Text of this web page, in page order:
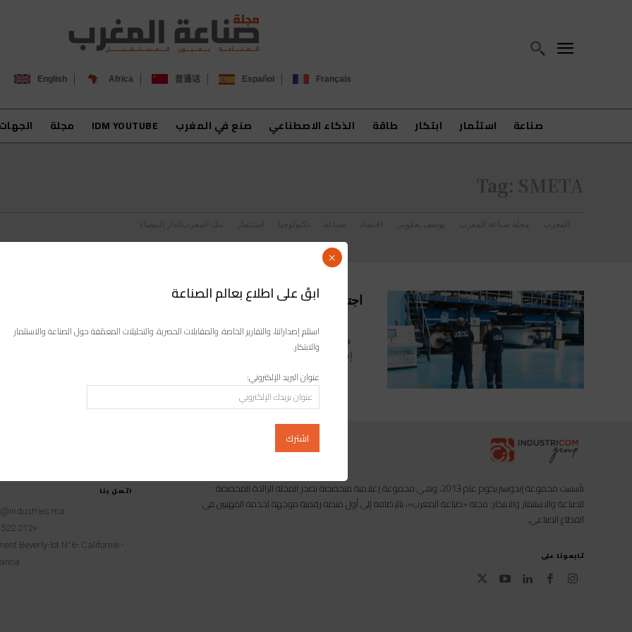
Français
Español
普通话
Africa
English
صناعة استثمار ابتكار طاقة الذكاء الاصطناعي صنع في المغرب IDM YOUTUBE مجلة الجهات
Tag: SMETA
المغرب مجلة صناعة المغرب يوسف يعكوبي
في إطار سياستها الاجتماعية والمجتمعية، إجتازت-Papier et Carton GPC بنجاح
اتصل بنا
+212 522 260451
Beverly-lot N°6- Californie -
تأسست مجموعة إندوستريكوم عام 2013، وهي مجموعة إعلامية متخصصة تصدر المجلة الرائدة المخصصة
للصناعة والاستثمار والابتكار: مجلة «صناعة المغرب»، بالإضافة إلى أول منصة رقمية موجهة لخدمة المهنيين في
القطاع الصناعي.
تابعونا على
ابقَ على اطلاع بعالم الصناعة
استلم إصداراتنا، والتقارير الخاصة، والمقابلات الحصرية، والتحليلات المعمّقة حول الصناعة والاستثمار
والابتكار.
عنوان البريد الإلكتروني:
×